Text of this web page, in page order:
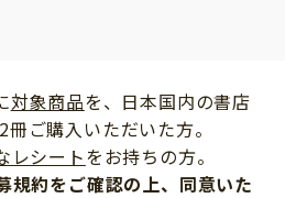
対象商品を、日本国内の書店
冊ご購入いただいた方。
レシートをお持ちの方。
規約をご確認の上、同意いた